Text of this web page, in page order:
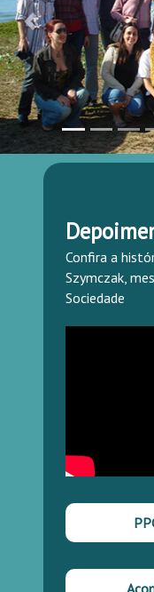
Previous
Confira a
Szymczak,
Sociedade